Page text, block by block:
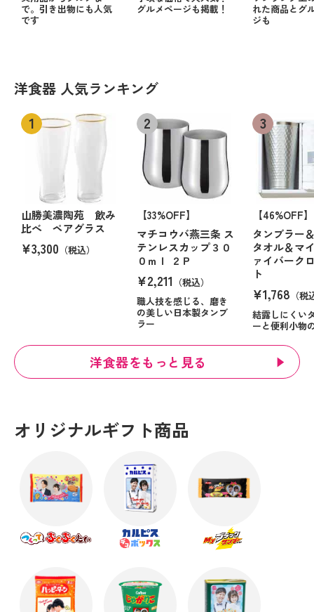
で。引き出物にも人気
です
グルメページも掲載！
れた商品とグ
ジも
洋食器 人気ランキング
山勝美濃陶苑 飲み
比べ ペアグラス
¥3,300 （税込）
【33%OFF】
マチコウバ燕三条 ス
テンレスカップ３０
０ｍｌ ２Ｐ
¥2,211 （税込）
職人技を感じる、磨き
の美しい日本製タンブ
ラー
【46%OFF】
タンブラー
タオル＆マ
ァイバーク
ト
¥1,768 （税
結露しにくい
ーと便利小物
洋食器をもっと見る
オリジナルギフト商品